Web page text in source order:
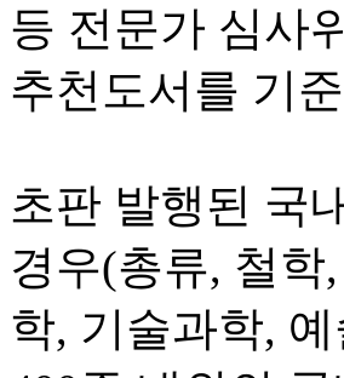
등 전문가 심사
추천도서를 기
초판 발행된 국
경우(총류, 철
학, 기술과학,